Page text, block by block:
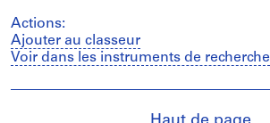
Actions:
Ajouter au classeur
Voir dans les instruments de recherche